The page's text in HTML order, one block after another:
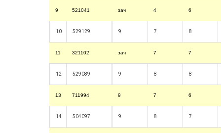
9 521041 зач 4 6
10 529129 9 7 8
11 321102 зач 7 7
12 529089 9 8 8
13 711994 9 7 6
14 504097 9 8 7